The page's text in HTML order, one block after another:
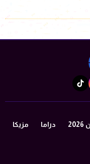
tiktok
دراما مزيكا